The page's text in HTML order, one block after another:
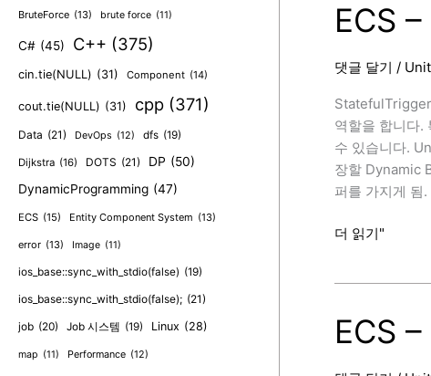
BruteForce (13) brute force (11)
C# (45) C++ (375)
cin.tie(NULL) (31) Component (14)
cout.tie(NULL) (31) cpp (371)
Data (21) DevOps (12) dfs (19)
Dijkstra (16) DOTS (21) DP (50)
DynamicProgramming (47)
ECS (15) Entity Component System (13)
error (13) Image (11)
ios_base::sync_with_stdio(false) (19)
ios_base::sync_with_stdio(false); (21)
job (20) Job 시스템 (19) Linux (28)
map (11) Performance (12)
ECS
댓글 달기 /
역할을 합니다
수 있습니다.
장할 Dynamic
퍼를 가지게 됨.
ECS
Stateful
Event
더 읽기"
ECS